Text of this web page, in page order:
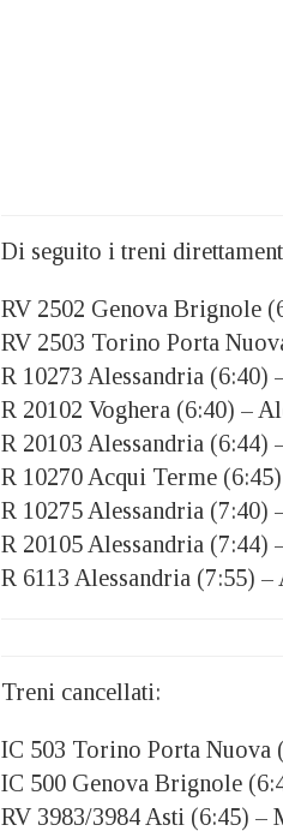
Di seguito i treni
RV 2502 Genova Brignole
RV 2503 Torino Porta
R 10273 Alessandria (6:40)
R 20102 Voghera (6:40) –
R 20103 Alessandria (6:44)
R 10270 Acqui Terme
R 10275 Alessandria (7:40)
R 20105 Alessandria (7:44)
R 6113 Alessandria (7:55)
Treni cancellati:
IC 503 Torino Porta Nuova
IC 500 Genova Brignole
RV 3983/3984 Asti (6:45) –